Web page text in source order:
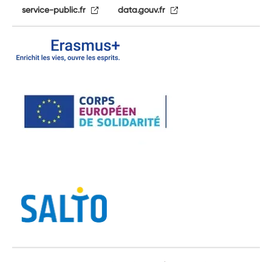
service-public.fr data.gouv.fr